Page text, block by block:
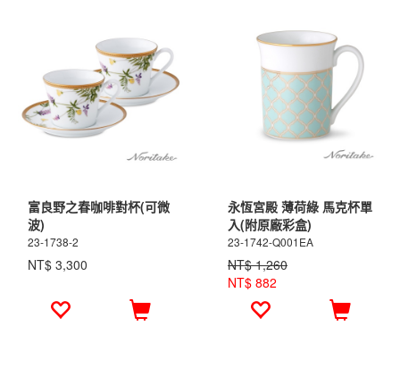
富良野之春咖啡對杯(可微
波)
23-1738-2
NT$ 3,300
永恆宮殿 薄荷綠 馬克杯單
入(附原廠彩盒)
23-1742-Q001EA
NT$ 1,260
NT$ 882